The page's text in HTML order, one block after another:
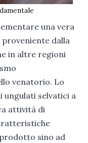
una vera
dalla
in altre regioni
venatorio. Lo
ungulati selvatici a
attività di
sino ad